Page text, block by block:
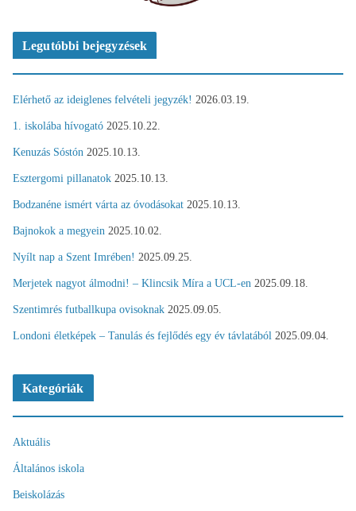
Legutóbbi bejegyzések
Elérhető az ideiglenes felvételi jegyzék! 2026.03.19.
1. iskolába hívogató 2025.10.22.
Kenuzás Sóstón 2025.10.13.
Esztergomi pillanatok 2025.10.13.
Bodzanéne ismért várta az óvodásokat 2025.10.13.
Bajnokok a megyein 2025.10.02.
Nyílt nap a Szent Imrében! 2025.09.25.
Merjetek nagyot álmodni! – Klincsik Míra a UCL-en 2025.09.18.
Szentimrés futballkupa ovisoknak 2025.09.05.
Londoni életképek – Tanulás és fejlődés egy év távlatából 2025.09.04.
Kategóriák
Aktuális
Általános iskola
Beiskolázás